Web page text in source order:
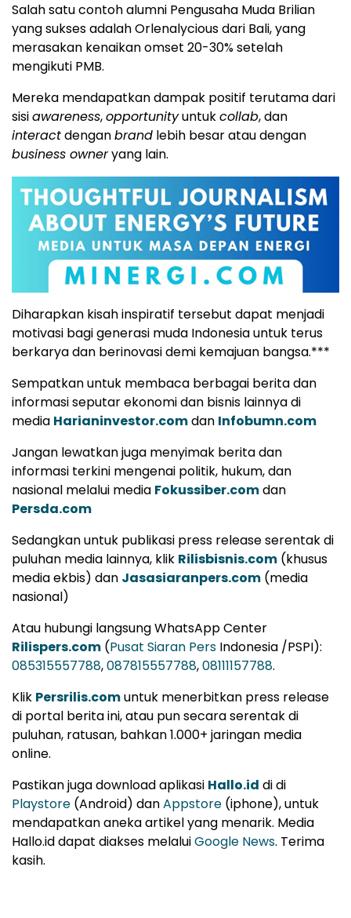
Salah satu contoh alumni Pengusaha Muda Brilian
yang sukses adalah Orlenalycious dari Bali, yang
merasakan kenaikan omset 20-30% setelah
mengikuti PMB.
Mereka mendapatkan dampak positif terutama dari
sisiawareness,opportunityuntukcollab, dan
interactdenganbrand lebih besar atau dengan
business owneryang lain.
Diharapkan kisah inspiratif tersebut dapat menjadi
motivasi bagi generasi muda Indonesia untuk terus
berkarya dan berinovasi demi kemajuan bangsa.***
Sempatkan untuk membaca berbagai berita dan
informasi seputar ekonomi dan bisnis lainnya di
media Harianinvestor.comdan Infobumn.com
Jangan lewatkan juga menyimak berita dan
informasi terkini mengenai politik, hukum, dan
nasional melalui media Fokussiber.comdan
Persda.com
Sedangkan untuk publikasi press release serentak di
puluhan media lainnya, klik Rilisbisnis.com (khusus
media ekbis) dan Jasasiaranpers.com (media
nasional)
Atau hubungi langsung WhatsApp Center
Rilispers.com (Pusat Siaran Pers Indonesia /PSPI):
085315557788,087815557788,08111157788.
Klik Persrilis.comuntuk menerbitkan press release
di portal berita ini, atau pun secara serentak di
puluhan, ratusan, bahkan 1.000+ jaringan media
online.
Pastikan juga download aplikasi Hallo.id di di
Playstore (Android) danAppstore (iphone), untuk
mendapatkan aneka artikel yang menarik. Media
Hallo.id dapat diakses melaluiGoogle News. Terima
kasih.